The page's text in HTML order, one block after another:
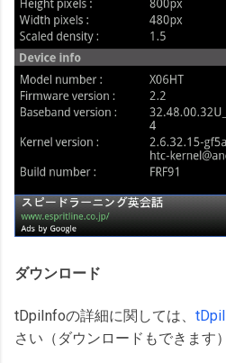
ダウンロード
tDpiInfoの詳細に関しては、
さい（ダウンロードもできます）